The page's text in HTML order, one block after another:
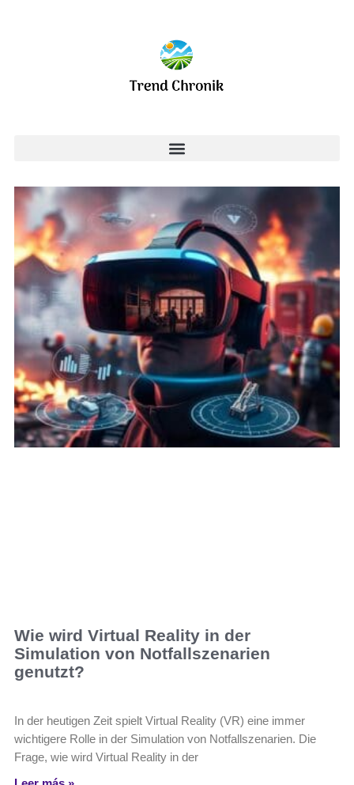
Wie wird Virtual Reality in der
Simulation von Notfallszenarien
genutzt?
In der heutigen Zeit spielt Virtual Reality (VR) eine immer
wichtigere Rolle in der Simulation von Notfallszenarien. Die
Frage, wie wird Virtual Reality in der